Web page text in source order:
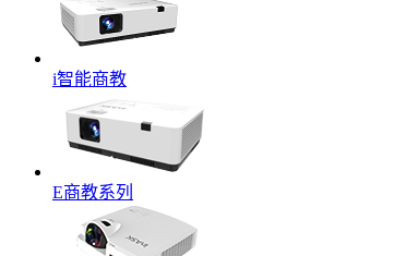
i智能商教
E商教系列